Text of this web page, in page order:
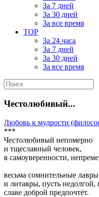
За 7 дней
За 30 дней
За все время
TOP
За 24 часа
За 7 дней
За 30 дней
За все время
Честолюбивый...
Любовь к мудрости
***
Честолюбивый непомерно
и тщеславный человек,
в самоуверенности,
весьма сомнительные лавры
и литавры, пусть недолгой,
славе доброй предпочтёт.